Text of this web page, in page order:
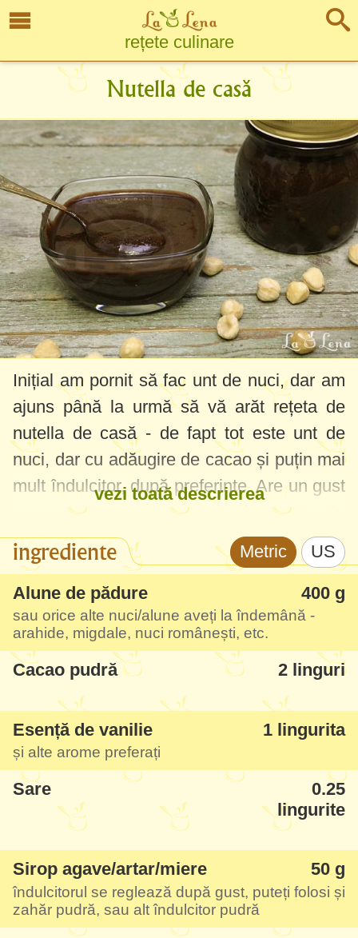
rețete culinare
Nutella de casă
Inițial am pornit să fac unt de nuci, dar am
ajuns până la urmă să vă arăt rețeta de
nutella de casă - de fapt tot este unt de
nuci, dar cu adăugire de cacao și puțin mai
mult îndulcitor, după preferințe. Are un gust
ceva mai intens de nuci decât nutella din
comerț, bineînțeles, și textura ușor mai
grunjoasă (asta depinde de care blender
aveți). Dar este foarte bună - de post, mai
sănătoasă, și adaptabilă regimului low-carb
(dacă folosiți îndulcitor cu indice glicemic
scăzut).
Aici în poze vedeți varianta mea cu
îndulcitor pulbere, dar oricât de fin este
acesta, tot scârțâie puțin în nutella. Aș
recomanda să folosiți îndulcitor lichid,
miere, siropul preferat (de agave sau arțar).
Referitor la nuci, în varianta exemplară
este să o faceți cu alune de pădure, dar
încercasem și o variantă cu nuci
românești. Iese ușor mai aromată și cu un
vezi toată descrierea
ingrediente Metric US
Alune de pădure 400 g
sau orice alte nuci/alune aveți la îndemână -
arahide, migdale, nuci românești, etc.
Cacao pudră 2 linguri
Esență de vanilie 1 lingurita
și alte arome preferați
Sare
0.25
lingurite
Sirop agave/artar/miere 50 g
îndulcitorul se reglează după gust, puteți folosi și
zahăr pudră, sau alt îndulcitor pudră